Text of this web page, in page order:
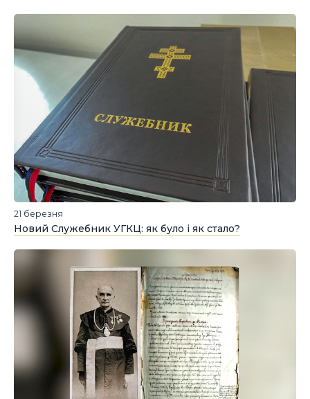
21 березня
Новий Служебник УГКЦ: як було і як стало?